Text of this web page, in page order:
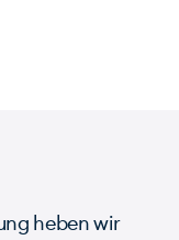
heben wir